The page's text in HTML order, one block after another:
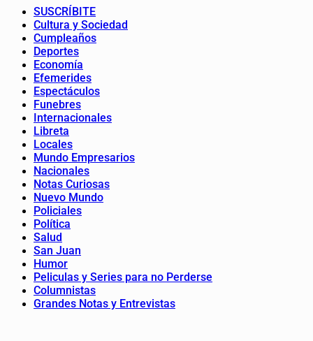
SUSCRÍBITE
Cultura y Sociedad
Cumpleaños
Deportes
Economía
Efemerides
Espectáculos
Funebres
Internacionales
Libreta
Locales
Mundo Empresarios
Nacionales
Notas Curiosas
Nuevo Mundo
Policiales
Política
Salud
San Juan
Humor
Peliculas y Series para no Perderse
Columnistas
Grandes Notas y Entrevistas